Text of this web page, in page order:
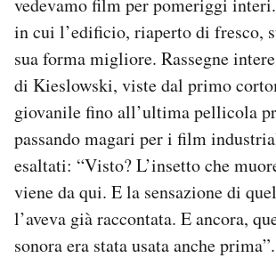
vedevamo film per pomeriggi
in cui l’edificio, riaperto di fresco,
sua forma migliore. Rassegne
di Kieslowski, viste dal primo
giovanile fino all’ultima pellicola
passando magari per i film
esaltati: “Visto? L’insetto che
viene da qui. E la sensazione di
l’aveva già raccontata. E ancora,
sonora era stata usata anche